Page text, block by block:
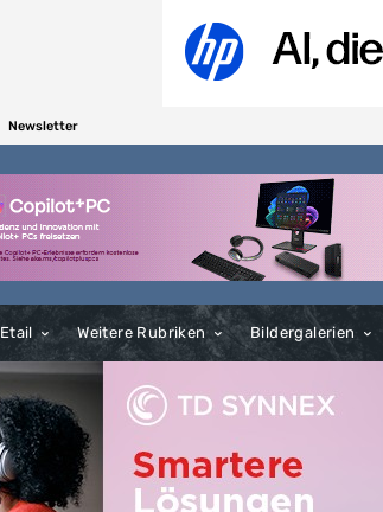
Newsletter
Etail Weitere Rubriken Bildergalerien